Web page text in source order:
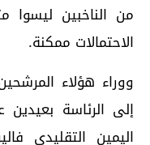
من الناخبين ليسوا
الاحتمالات ممكنة.
ووراء هؤلاء
إلى الرئاسة
اليمين التقليدي